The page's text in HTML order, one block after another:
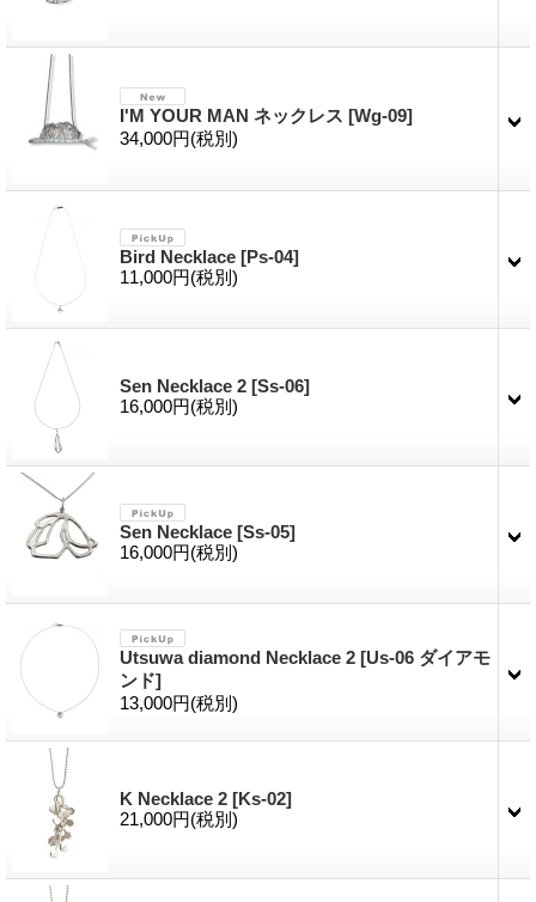
I'M YOUR MAN ネックレス [Wg-09]
34,000円(税別)
Bird Necklace [Ps-04]
11,000円(税別)
Sen Necklace 2 [Ss-06]
16,000円(税別)
Sen Necklace [Ss-05]
16,000円(税別)
Utsuwa diamond Necklace 2 [Us-06 ダイアモ
ンド]
13,000円(税別)
K Necklace 2 [Ks-02]
21,000円(税別)